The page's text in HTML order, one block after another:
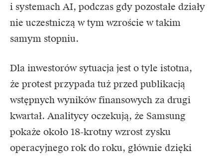
i systemach AI, podczas gdy pozostałe działy
nie uczestniczą w tym wzroście w takim
samym stopniu.
Dla inwestorów sytuacja jest o tyle istotna,
że protest przypada tuż przed publikacją
wstępnych wyników finansowych za drugi
kwartał. Analitycy oczekują, że Samsung
pokaże około 18-krotny wzrost zysku
operacyjnego rok do roku, głównie dzięki